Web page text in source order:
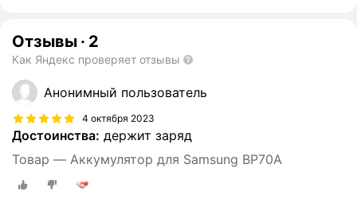
Отзывы · 2
Как Яндекс проверяет отзывы
Анонимный пользователь
4 октября 2023
Достоинства: держит заряд
Товар — Аккумулятор для Samsung BP70A